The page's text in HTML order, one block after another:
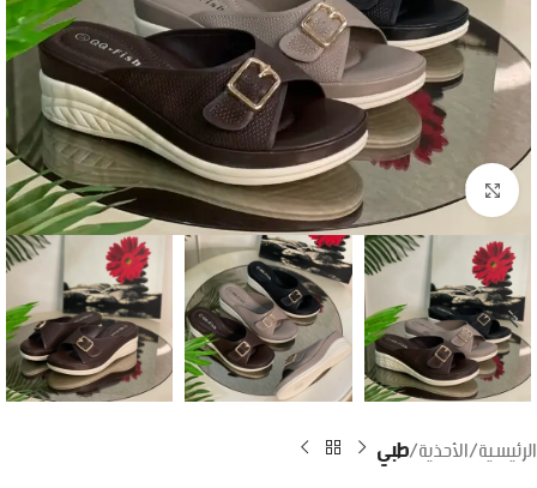
اضغط للتكبير
الرئيسية الأحذية طبي